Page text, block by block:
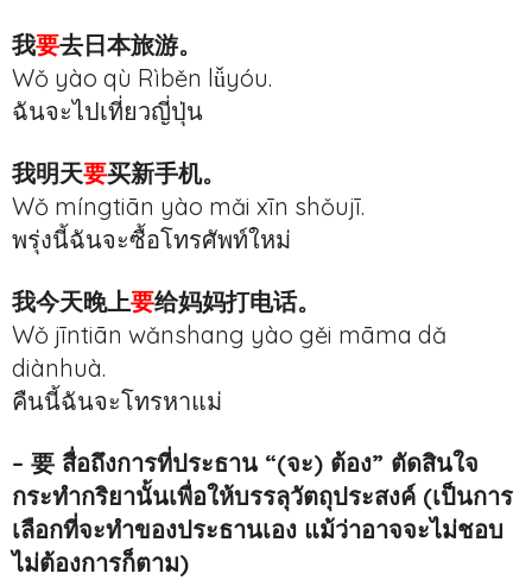
我要去日本旅游。
Wǒ yào qù Rìběn lǚyóu.
ฉันจะไปเที่ยวญี่ปุ่น
我明天要买新手机。
Wǒ míngtiān yào mǎi xīn shǒujī.
พรุ่งนี้ฉันจะซื้อโทรศัพท์ใหม่
我今天晚上要给妈妈打电话。
Wǒ jīntiān wǎnshang yào gěi māma dǎ
diànhuà.
คืนนี้ฉันจะโทรหาแม่
– 要 สื่อถึงการที่ประธาน “(จะ) ต้อง” ตัดสินใจ
กระทำกริยานั้นเพื่อให้บรรลุวัตถุประสงค์ (เป็นการ
เลือกที่จะทำของประธานเอง แม้ว่าอาจจะไม่ชอบ
ไม่ต้องการก็ตาม)